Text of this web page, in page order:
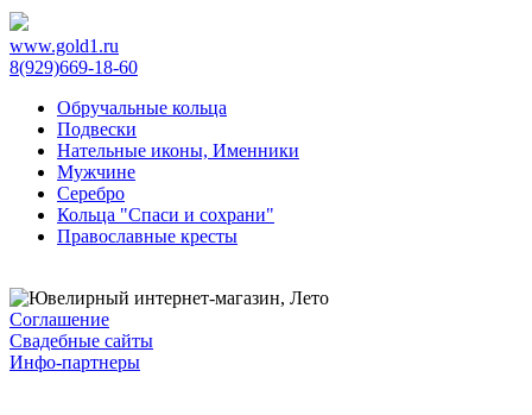
www.gold1.ru
8(929)669-18-60
Обручальные кольца
Подвески
Нательные иконы, Именники
Мужчине
Серебро
Кольца "Спаси и сохрани"
Православные кресты
Соглашение
Свадебные сайты
Инфо-партнеры